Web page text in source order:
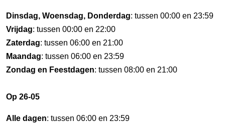
Dinsdag, Woensdag, Donderdag: tussen 00:00 en 23:59
Vrijdag: tussen 00:00 en 22:00
Zaterdag: tussen 06:00 en 21:00
Maandag: tussen 06:00 en 23:59
Zondag en Feestdagen: tussen 08:00 en 21:00
Op 26-05
Alle dagen: tussen 06:00 en 23:59